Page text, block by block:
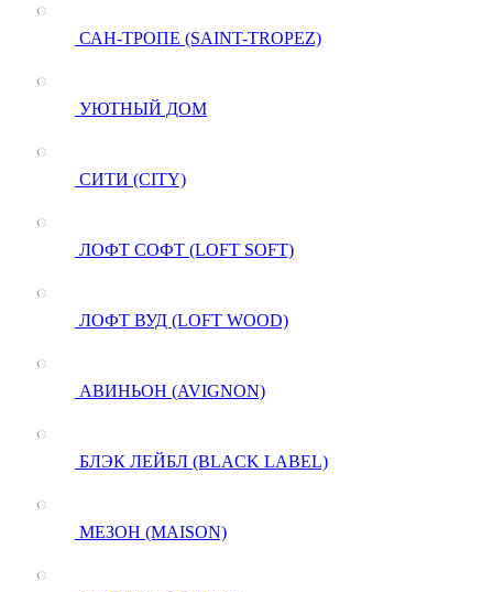
САН-ТРОПЕ (SAINT-TROPEZ)
УЮТНЫЙ ДОМ
СИТИ (CITY)
ЛОФТ СОФТ (LOFT SOFT)
ЛОФТ ВУД (LOFT WOOD)
АВИНЬОН (AVIGNON)
БЛЭК ЛЕЙБЛ (BLACK LABEL)
МЕЗОН (MAISON)